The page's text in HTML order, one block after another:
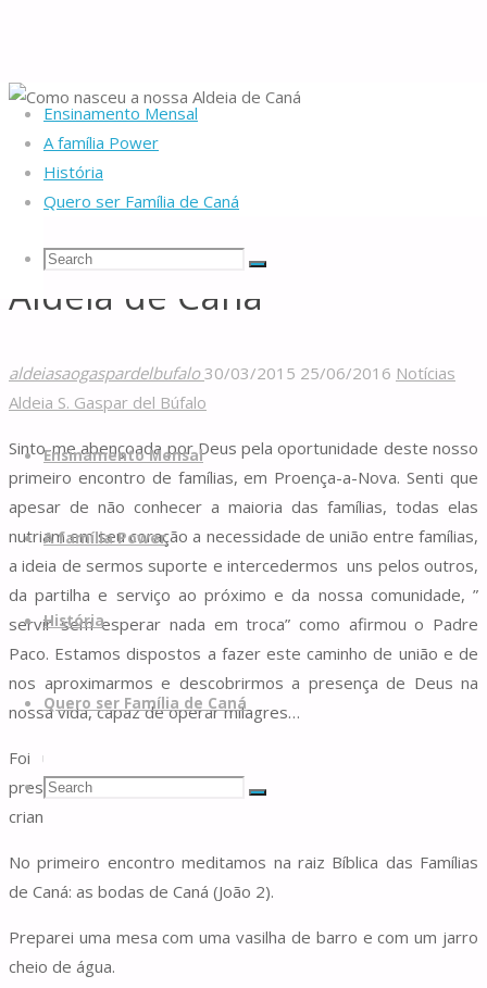
Ensinamento Mensal
A família Power
História
Quero ser Família de Caná
Search
Search
Search
de
Caná
to
content
Ensinamento Mensal
A família Power
História
Quero ser Família de Caná
Search
Search
for:
Search
Home
Aldeias de Caná Notícias Aldeia S. Gaspar del Búfalo
nasceu a nossa Aldeia de Caná
Aldeia de Caná
aldeiasaogaspardelbufalo 30/03/2015 25/06/2016 Notícias
Aldeia S. Gaspar del Búfalo
Sinto-me abençoada por Deus pela oportunidade deste nosso
primeiro encontro de famílias, em Proença-a-Nova. Senti que
apesar de não conhecer a maioria das famílias, todas elas
nutriam em seu coração a necessidade de união entre famílias,
a ideia de sermos suporte e intercedermos uns pelos outros,
da partilha e serviço ao próximo e da nossa comunidade, ”
servir sem esperar nada em troca” como afirmou o Padre
Paco. Estamos dispostos a fazer este caminho de união e de
nos aproximarmos e descobrirmos a presença de Deus na
nossa vida, capaz de operar milagres…
Foi um encontro muito simples com as famílias, com a
presença do Padre Paco e muito calor humano e sorrisos das
crianças.
No primeiro encontro meditamos na raiz Bíblica das Famílias
de Caná: as bodas de Caná (João 2).
Preparei uma mesa com uma vasilha de barro e com um jarro
cheio de água.